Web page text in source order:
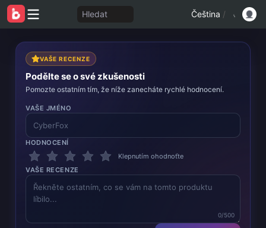
Hledat Čeština /
VAŠE RECENZE
Podělte se o své zkušenosti
Pomozte ostatním tím, že níže zanecháte rychlé hodnocení.
VAŠE JMÉNO
HODNOCENÍ
Klepnutím ohodnoťte
VAŠE RECENZE
0/500